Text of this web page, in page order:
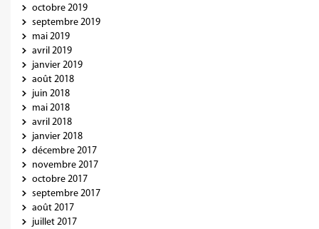
octobre 2019
septembre 2019
mai 2019
avril 2019
janvier 2019
août 2018
juin 2018
mai 2018
avril 2018
janvier 2018
décembre 2017
novembre 2017
octobre 2017
septembre 2017
août 2017
juillet 2017